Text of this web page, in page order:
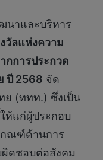
นาและบริหาร
งวัลแห่งความ
กการประกวด
ปี 2568 จัด
ย (ททท.) ซึ่งเป็น
ห้แก่ผู้ประกอบ
กณฑ์ด้านการ
ดชอบต่อสังคม